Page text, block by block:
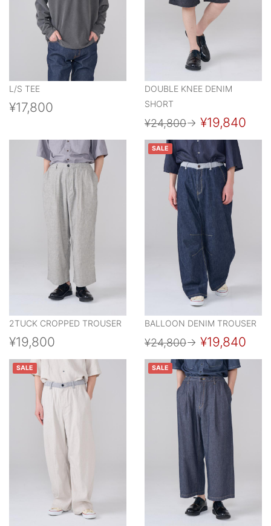
L/S TEE
¥17,800
DOUBLE KNEE DENIM
SHORT
¥24,800→ ¥19,840
2TUCK CROPPED TROUSER
¥19,800
SALE
BALLOON DENIM TROUSER
¥24,800→ ¥19,840
SALE SALE